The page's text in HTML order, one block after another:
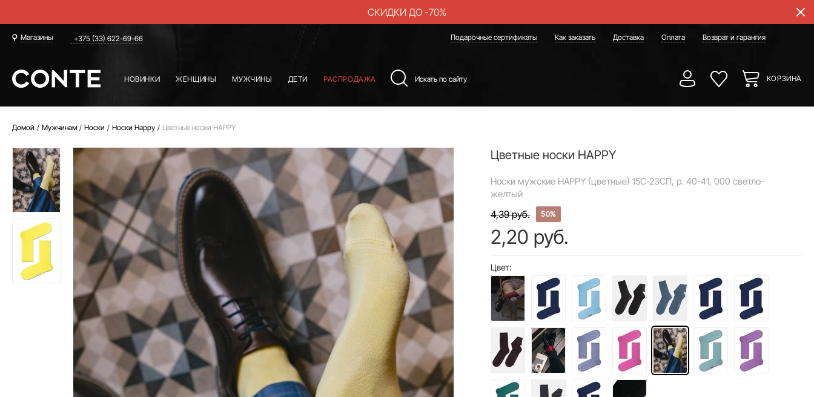
СКИДКИ ДО -70%
Магазины +375 (33) 622-69-66 Подарочные сертификаты Как заказать Доставка Оплата Возврат и гарантия
НОВИНКИ ЖЕНЩИНЫ МУЖЧИНЫ ДЕТИ РАСПРОДАЖА КОРЗИНА
Домой Мужчинам Носки Носки Happy Цветные носки HAPPY
Цветные носки HAPPY
Носки мужские HAPPY (цветные) 15С-23СП, р. 40-41, 000 светло-
желтый
4,39 руб. 50%
2,20 руб.
Цвет: